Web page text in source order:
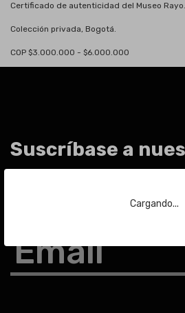
Cargando...
Certificado de autenticidad del Museo Rayo.
Colección privada, Bogotá.
COP $3.000.000 - $6.000.000
Suscríbase a
newsletter
Para estar al día de las últimas noticias
Email